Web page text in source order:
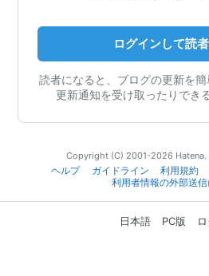
ログインして読
読者になると、ブログの更新を簡
更新通知を受け取ったりでき
Copyright (C) 2001-2026 Hatena.
ヘルプ
ガイドライン 利用規約
利用者情報の外部送
日本語 PC版